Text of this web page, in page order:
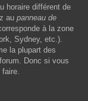
horaire différent de
au panneau de
à la zone
Sydney, etc.).
la plupart des
Donc si vous